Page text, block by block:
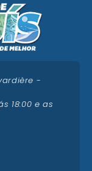
-
18:00 e as